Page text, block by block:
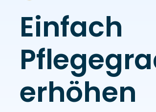
Einfach
erhöhen